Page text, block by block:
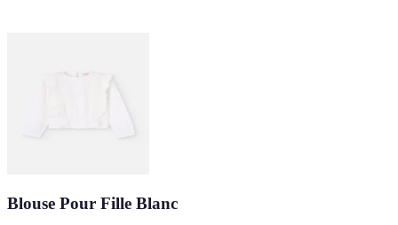
Blouse Pour Fille Blanc